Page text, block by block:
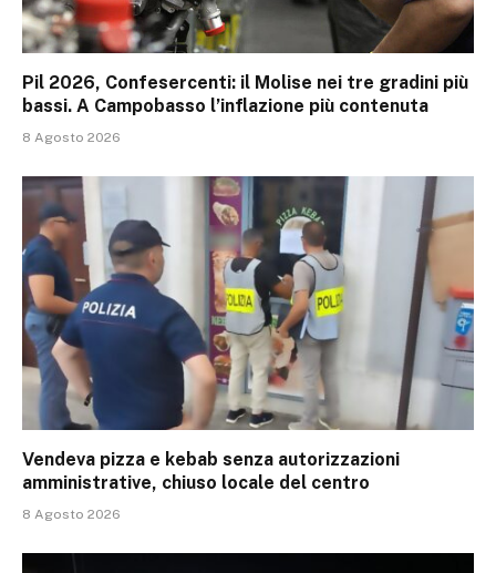
Pil 2026, Confesercenti: il Molise nei tre gradini più
bassi. A Campobasso l’inflazione più contenuta
8 Agosto 2026
Vendeva pizza e kebab senza autorizzazioni
amministrative, chiuso locale del centro
8 Agosto 2026